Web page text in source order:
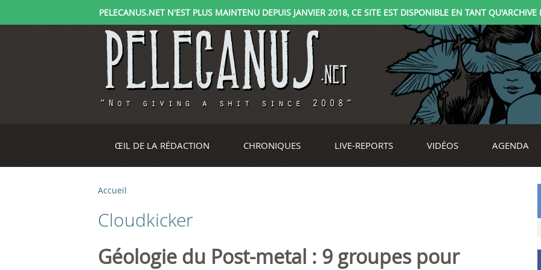
PELECANUS.NET N'EST PLUS MAINTENU DEPUIS JANVIER 2018, CE SITE EST DISPONIBLE EN TANT
ŒIL DE LA RÉDACTION CHRONIQUES LIVE-REPORTS VIDÉOS AGENDA
V
o
u
Accueil
Cloudkicker
Géologie du Post-metal : 9 groupes pour